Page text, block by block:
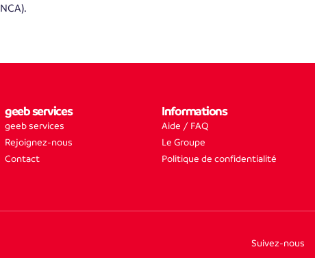
geeb services
geeb services
Rejoignez-nous
Contact
Informations
Aide / FAQ
Le Groupe
Politique de confidentialité
Suivez-nous